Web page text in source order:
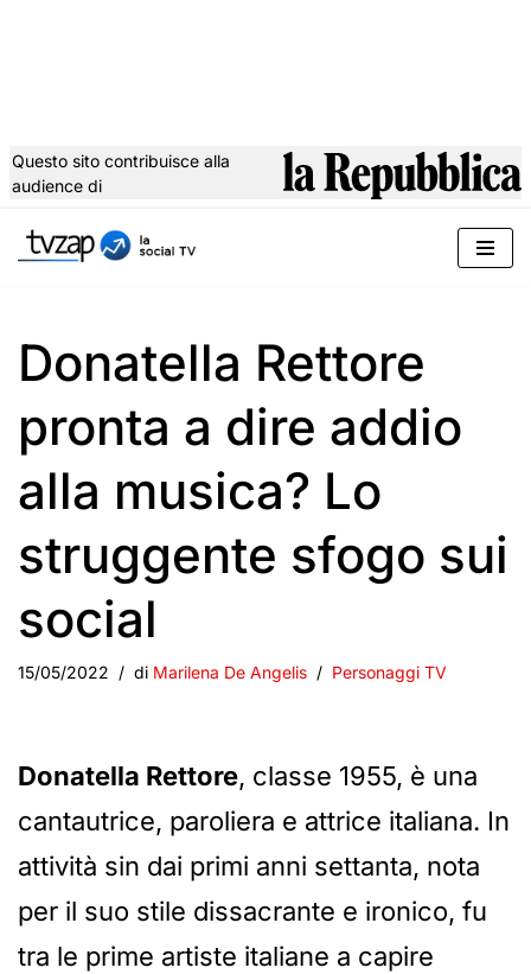
al
Questo sito contribuisce alla
audience di
Donatella Rettore
pronta a dire addio
alla musica? Lo
struggente sfogo sui
social
15/05/2022 di Marilena De Angelis Personaggi TV
Donatella Rettore, classe 1955, è una
cantautrice, paroliera e attrice italiana. In
attività sin dai primi anni settanta, nota
per il suo stile dissacrante e ironico, fu
tra le prime artiste italiane a capire